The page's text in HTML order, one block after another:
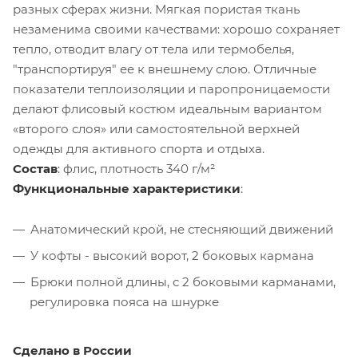
разных сферах жизни. Мягкая пористая ткань
незаменима своими качествами: хорошо сохраняет
тепло, отводит влагу от тела или термобелья,
"транспортируя" ее к внешнему слою. Отличные
показатели теплоизоляции и паропроницаемости
делают флисовый костюм идеальным вариантом
«второго слоя» или самостоятельной верхней
одежды для активного спорта и отдыха.
Состав: флис, плотность 340 г/м²
Функциональные характеристики:
Анатомический крой, не стесняющий движений
У кофты - высокий ворот, 2 боковых кармана
Брюки полной длины, с 2 боковыми карманами,
регулировка пояса на шнурке
Сделано в России